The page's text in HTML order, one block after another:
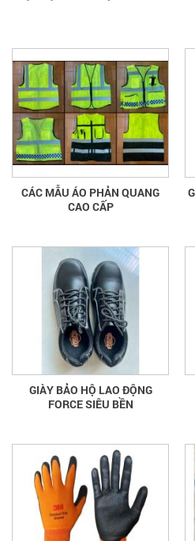
CÁC MẪU ÁO PHẢN QUANG
CAO CẤP
GIÀY BẢO HỘ LAO ĐỘNG
FORCE SIÊU BỀN